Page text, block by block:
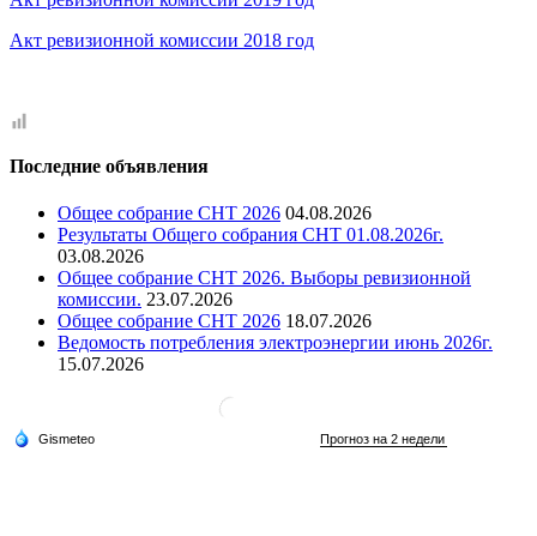
Акт ревизионной комиссии 2018 год
Последние объявления
Общее собрание СНТ 2026 04.08.2026
Результаты Общего собрания СНТ 01.08.2026г.
03.08.2026
Общее собрание СНТ 2026. Выборы ревизионной
комиссии. 23.07.2026
Общее собрание СНТ 2026 18.07.2026
Ведомость потребления электроэнергии июнь 2026г.
15.07.2026